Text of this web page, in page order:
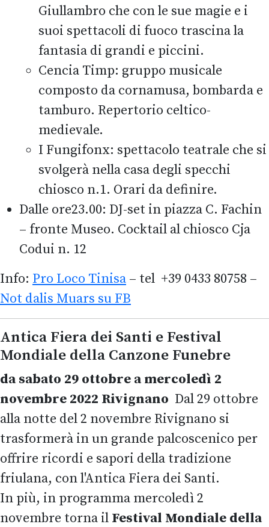
Giullambro che con le sue magie e i
suoi spettacoli di fuoco trascina la
fantasia di grandi e piccini.
Cencia Timp: gruppo musicale
composto da cornamusa, bombarda e
tamburo. Repertorio celtico-
medievale.
I Fungifonx: spettacolo teatrale che si
svolgerà nella casa degli specchi
chiosco n.1. Orari da definire.
Dalle ore23.00: DJ-set in piazza C. Fachin
– fronte Museo. Cocktail al chiosco Cja
Codui n. 12
Info: Pro Loco Tinisa – tel +39 0433 80758 –
Not dalis Muars su FB
Antica Fiera dei Santi e Festival
Mondiale della Canzone Funebre
da sabato 29 ottobre a mercoledì 2
novembre 2022 Rivignano Dal 29 ottobre
alla notte del 2 novembre Rivignano si
trasformerà in un grande palcoscenico per
offrire ricordi e sapori della tradizione
friulana, con l'Antica Fiera dei Santi.
In più, in programma mercoledì 2
novembre torna il Festival Mondiale della